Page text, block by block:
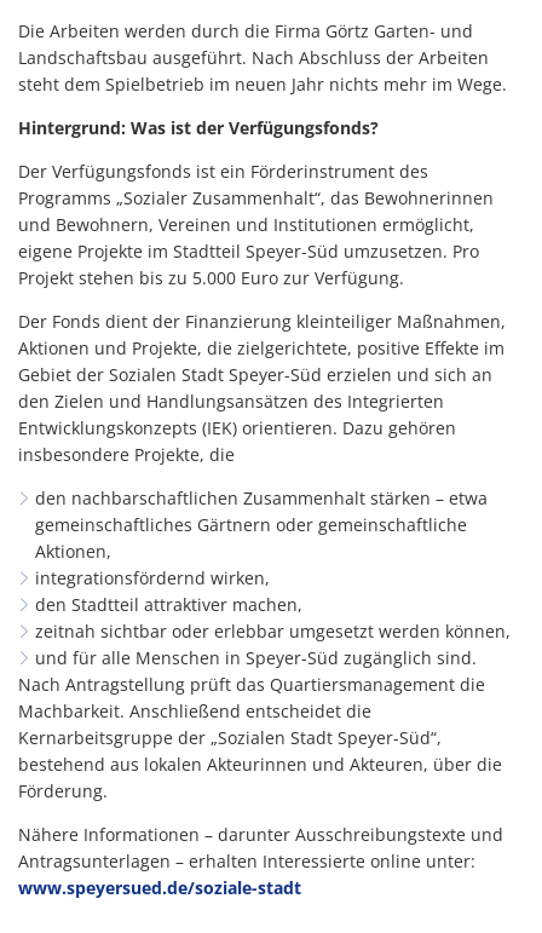
Die Arbeiten werden durch die Firma Görtz Garten- und
Landschaftsbau ausgeführt. Nach Abschluss der Arbeiten
steht dem Spielbetrieb im neuen Jahr nichts mehr im Wege.
Hintergrund: Was ist der Verfügungsfonds?
Der Verfügungsfonds ist ein Förderinstrument des
Programms „Sozialer Zusammenhalt“, das Bewohnerinnen
und Bewohnern, Vereinen und Institutionen ermöglicht,
eigene Projekte im Stadtteil Speyer-Süd umzusetzen. Pro
Projekt stehen bis zu 5.000 Euro zur Verfügung.
Der Fonds dient der Finanzierung kleinteiliger Maßnahmen,
Aktionen und Projekte, die zielgerichtete, positive Effekte im
Gebiet der Sozialen Stadt Speyer-Süd erzielen und sich an
den Zielen und Handlungsansätzen des Integrierten
Entwicklungskonzepts (IEK) orientieren. Dazu gehören
insbesondere Projekte, die
den nachbarschaftlichen Zusammenhalt stärken – etwa
gemeinschaftliches Gärtnern oder gemeinschaftliche
Aktionen,
integrationsfördernd wirken,
den Stadtteil attraktiver machen,
zeitnah sichtbar oder erlebbar umgesetzt werden können,
und für alle Menschen in Speyer-Süd zugänglich sind.
Nach Antragstellung prüft das Quartiersmanagement die
Machbarkeit. Anschließend entscheidet die
Kernarbeitsgruppe der „Sozialen Stadt Speyer-Süd“,
bestehend aus lokalen Akteurinnen und Akteuren, über die
Förderung.
Nähere Informationen – darunter Ausschreibungstexte und
Antragsunterlagen – erhalten Interessierte online unter:
www.speyersued.de/soziale-stadt